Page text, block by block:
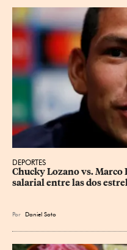
DEPORTES
Chucky Lozano vs. Marco
salarial entre las dos
Por Daniel Soto